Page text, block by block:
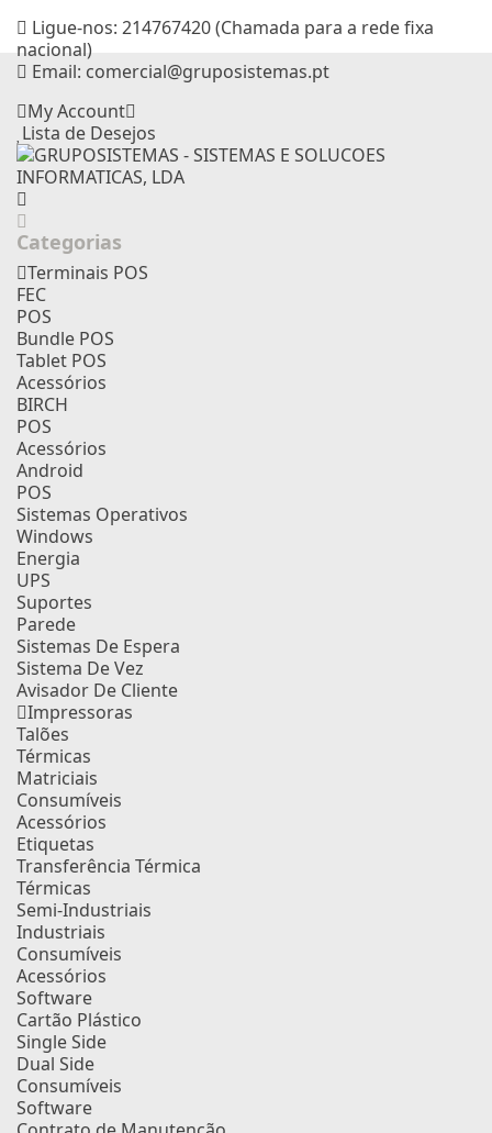
Ligue-nos: 214767420 (Chamada para a rede fixa
nacional)
Email: comercial@gruposistemas.pt
My Account
Lista de Desejos
Categorias
Terminais POS
FEC
POS
Bundle POS
Tablet POS
Acessórios
BIRCH
POS
Acessórios
Android
POS
Sistemas Operativos
Windows
Energia
UPS
Suportes
Parede
Sistemas De Espera
Sistema De Vez
Avisador De Cliente
Impressoras
Talões
Térmicas
Matriciais
Consumíveis
Acessórios
Etiquetas
Transferência Térmica
Térmicas
Semi-Industriais
Industriais
Consumíveis
Acessórios
Software
Cartão Plástico
Single Side
Dual Side
Consumíveis
Software